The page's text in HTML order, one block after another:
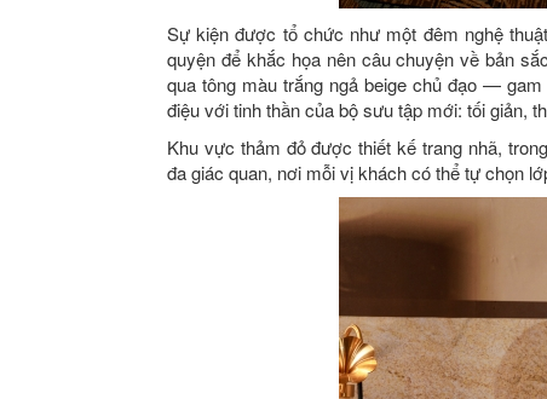
Sự kiện được tổ chức như một đêm nghệ
quyện để khắc họa nên câu chuyện về bản
qua tông màu trắng ngả beige chủ đạo —
điệu với tinh thần của bộ sưu tập mới: tối giản,
Khu vực thảm đỏ được thiết kế trang nhã,
đa giác quan, nơi mỗi vị khách có thể tự chọn